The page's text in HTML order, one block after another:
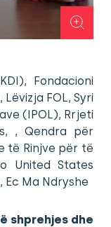
Fondacioni
FOL, Syri
(IPOL), Rrjeti
, Qendra për
të Rinjve për të
United States
Ma Ndryshe
shprehjes dhe